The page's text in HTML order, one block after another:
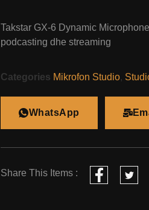
Takstar GX-6 Dynamic
podcasting dhe streaming
Categories Mikrofon Studio,
WhatsApp
Share This Items :